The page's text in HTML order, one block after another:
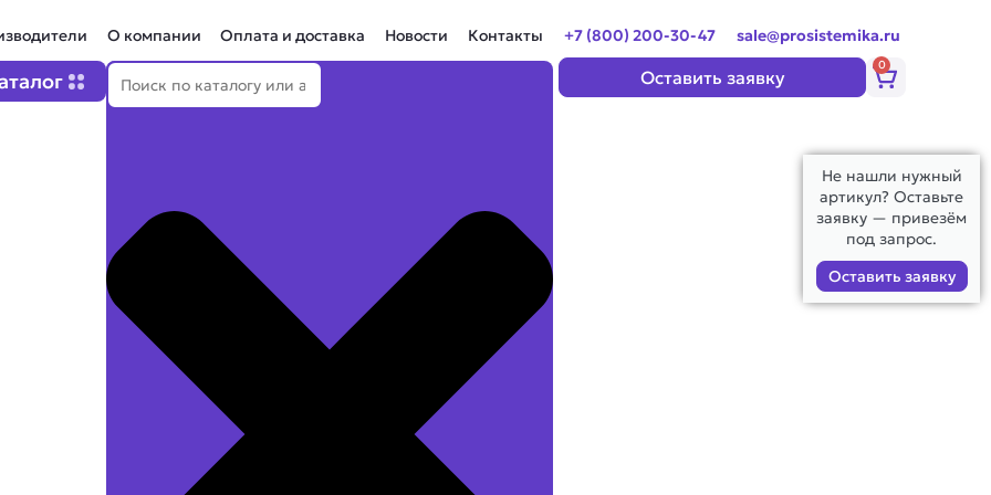
О компании Оплата и доставка Новости Контакты
Поиск
Open Каталог
+7 (800) 200-30-47 sale@prosistemika.ru
Оставить заявку
0
Корзина
Не нашли нужный
артикул? Оставьте
заявку — привезём
под запрос.
Оставить заявку